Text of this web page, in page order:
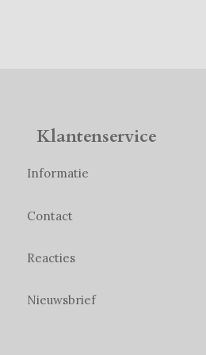
Klantenservice
Informatie
Contact
Reacties
Nieuwsbrief